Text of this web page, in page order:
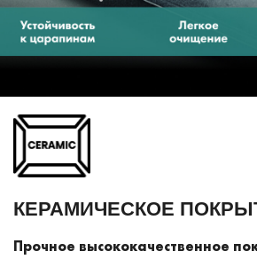
КЕРАМИЧЕСКОЕ
Прочное высококачественное